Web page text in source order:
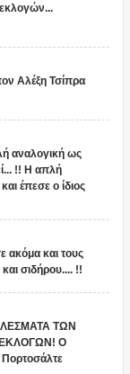
Αλέξη Τσίπρα
αναλογική ως
!! Η απλή
έπεσε ο ίδιος
ακόμα και τους
σιδήρου.... !!
ΤΩΝ
Ο